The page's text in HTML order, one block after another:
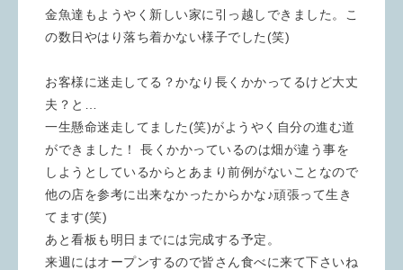
金魚達もようやく新しい家に引っ越しできました。こ
の数日やはり落ち着かない様子でした(笑)
お客様に迷走してる？かなり長くかかってるけど大丈
夫？と…
一生懸命迷走してました(笑)がようやく自分の進む道
ができました！ 長くかかっているのは畑が違う事を
しようとしているからとあまり前例がないことなので
他の店を参考に出来なかったからかな♪頑張って生き
てます(笑)
あと看板も明日までには完成する予定。
来週にはオープンするので皆さん食べに来て下さいね